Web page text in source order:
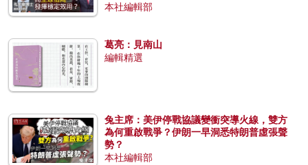
本社編輯部
葛亮：見南山
編輯精選
兔主席：美伊停戰協議變衝突導火線，雙方
為何重啟戰爭？伊朗一早洞悉特朗普虛張聲
勢？
本社編輯部